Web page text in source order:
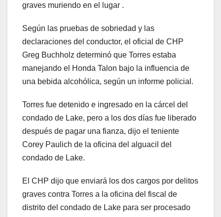
graves muriendo en el lugar .
Según las pruebas de sobriedad y las
declaraciones del conductor, el oficial de CHP
Greg Buchholz determinó que Torres estaba
manejando el Honda Talon bajo la influencia de
una bebida alcohólica, según un informe policial.
Torres fue detenido e ingresado en la cárcel del
condado de Lake, pero a los dos días fue liberado
después de pagar una fianza, dijo el teniente
Corey Paulich de la oficina del alguacil del
condado de Lake.
El CHP dijo que enviará los dos cargos por delitos
graves contra Torres a la oficina del fiscal de
distrito del condado de Lake para ser procesado